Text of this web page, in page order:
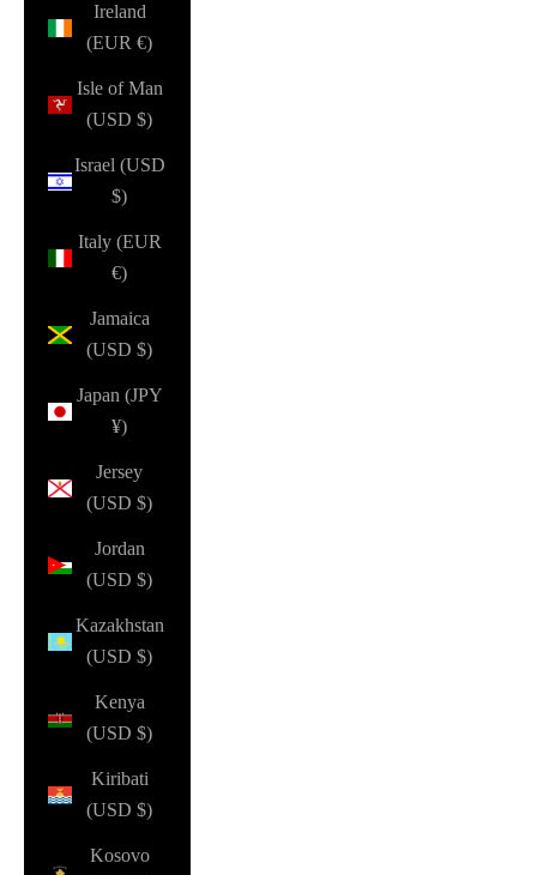
Ireland
(EUR €)
Isle of Man
(USD $)
Israel (USD
$)
Italy (EUR
€)
Jamaica
(USD $)
Japan (JPY
¥)
Jersey
(USD $)
Jordan
(USD $)
Kazakhstan
(USD $)
Kenya
(USD $)
Kiribati
(USD $)
Kosovo